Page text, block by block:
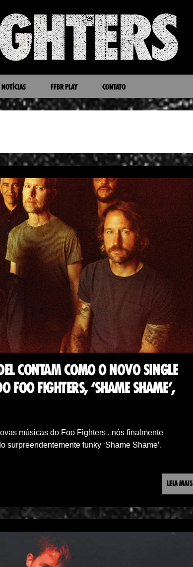
NOTÍCIAS FFBR PLAY CONTATO
CONTAM COMO O NOVO SINGLE
FOO FIGHTERS, ‘SHAME SHAME’,
músicas do Foo Fighters , nós finalmente
funky ‘Shame Shame’.
LEIA MAIS